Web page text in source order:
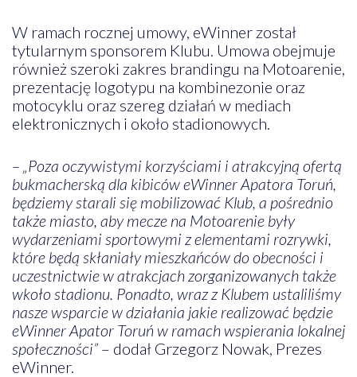
W ramach rocznej umowy, eWinner został
tytularnym sponsorem Klubu. Umowa obejmuje
również szeroki zakres brandingu na Motoarenie,
prezentację logotypu na kombinezonie oraz
motocyklu oraz szereg działań w mediach
elektronicznych i około stadionowych.
– „Poza oczywistymi korzyściami i atrakcyjną ofertą
bukmacherską dla kibiców eWinner Apatora Toruń,
będziemy starali się mobilizować Klub, a pośrednio
także miasto, aby mecze na Motoarenie były
wydarzeniami sportowymi z elementami rozrywki,
które będą skłaniały mieszkańców do obecności i
uczestnictwie w atrakcjach zorganizowanych także
wkoło stadionu. Ponadto, wraz z Klubem ustaliliśmy
nasze wsparcie w działania jakie realizować będzie
eWinner Apator Toruń w ramach wspierania lokalnej
społeczności”– dodał Grzegorz Nowak, Prezes
eWinner.